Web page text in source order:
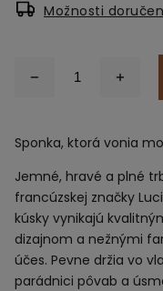
Možnosti
Sponka, ktorá vonia
Jemné, hravé a plné
francúzskej značky
kúsky vynikajú
dizajnom a nežnými
účes. Pevne držia vo
parádnici pôvab a